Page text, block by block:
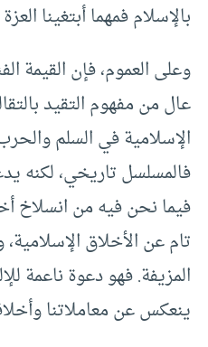
بالإسلام فمهما أبتغينا
وعلى العموم، فإن القيمة
عال من مفهوم التقيد
الإسلامية في السلم
فالمسلسل تاريخي، لكنه
فيما نحن فيه من انسلاخ
تام عن الأخلاق
المزيفة. فهو دعوة ناعمة
ينعكس عن معاملاتنا